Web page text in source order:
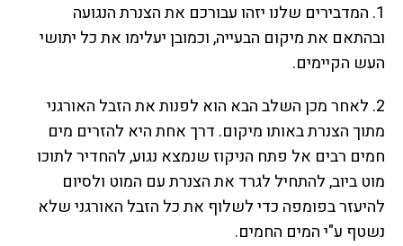
1. המדבירים שלנו יזהו עבורכם את הצנרת הנגועה
ובהתאם את מיקום הבעייה, וכמובן יעלימו את כל יתושי
העש הקיימים.
2. לאחר מכן השלב הבא הוא לפנות את הזבל האורגני
מתוך הצנרת באותו מיקום. דרך אחת היא להזרים מים
חמים רבים אל פתח הניקוז שנמצא נגוע, להחדיר לתוכו
מוט ביוב, להתחיל לגרד את הצנרת עם המוט ולסיום
להיעזר בפומפה כדי לשלוף את כל הזבל האורגני שלא
נשטף ע"י המים החמים.